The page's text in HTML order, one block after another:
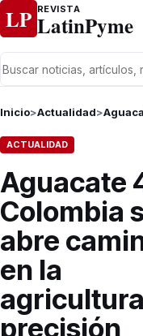
Ir al contenido
LP REVISTA
LatinPyme
Inicio>Actualidad>
ACTUALIDAD
Aguacate
Colombia
abre
en la
precisión